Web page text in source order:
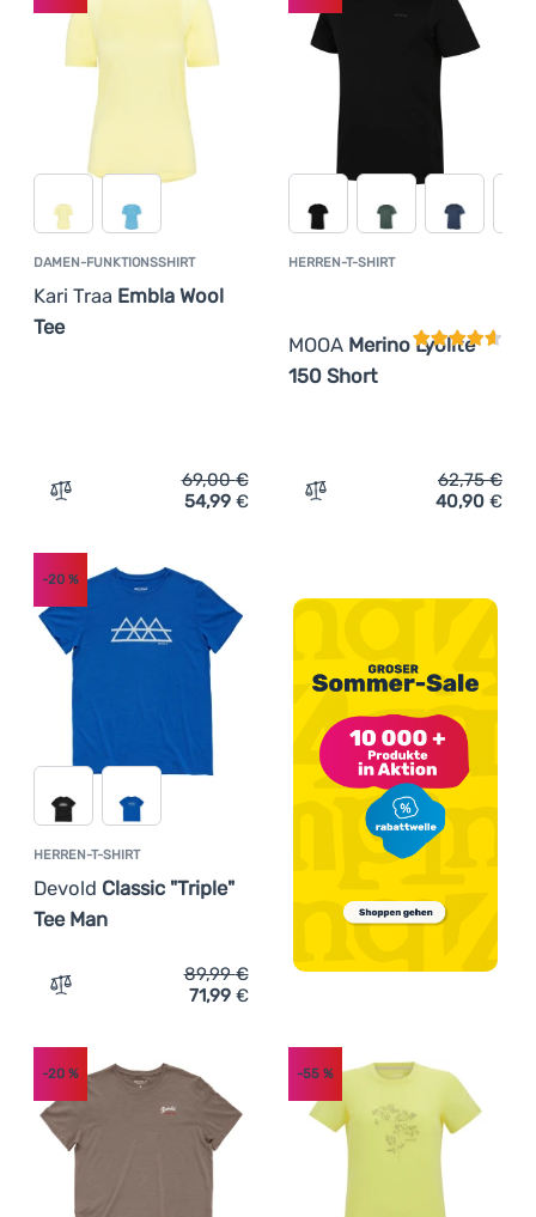
Anmelden /
Registrieren
Regatta
Smartwool
Zulu
DAMEN-FUNKTIONSSHIRT
Kari Traa Embla Wool
Tee
Zum Vergleich 'Damen-Funktionsshirt Kari Traa Embla
69,00€
54,99 €
HERREN-T-SHIRT
MOOA Merino Lyolite
150 Short
Zum Vergleich 'Herren-T-
62,75€
40,90 €
HERREN-T-SHIRT
Devold Classic "Triple"
Tee Man
-20 %
Zum Vergleich 'Herren-T-Shirt Devold Classic "Triple"
89,99€
71,99 €
-20 % -55%